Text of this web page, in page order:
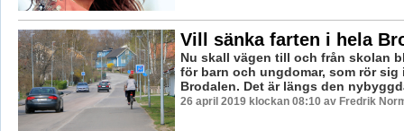
Vill sänka farten i hela
Nu skall vägen till och från skolan
för barn och ungdomar, som rör sig
Brodalen. Det är längs den
26 april 2019 klockan 08:10 av Fredrik